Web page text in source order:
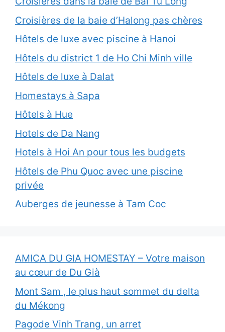
Croisières de la baie d’Halong pas chères
Hôtels de luxe avec piscine à Hanoi
Hôtels du district 1 de Ho Chi Minh ville
Hôtels de luxe à Dalat
Homestays à Sapa
Hôtels à Hue
Hotels de Da Nang
Hotels à Hoi An pour tous les budgets
Hôtels de Phu Quoc avec une piscine
privée
Auberges de jeunesse à Tam Coc
AMICA DU GIA HOMESTAY – Votre maison
au cœur de Du Già
Mont Sam , le plus haut sommet du delta
du Mékong
Pagode Vinh Trang, un arret